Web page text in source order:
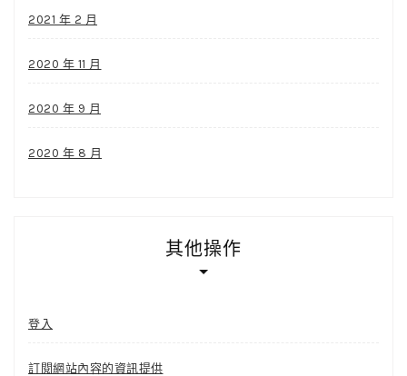
2021 年 2 月
2020 年 11 月
2020 年 9 月
2020 年 8 月
其他操作
登入
訂閱網站內容的資訊提供